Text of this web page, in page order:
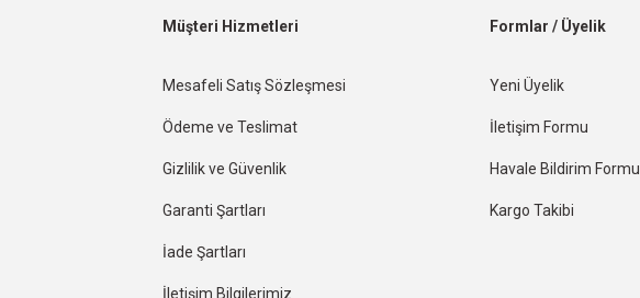
Müşteri Hizmetleri
Mesafeli Satış Sözleşmesi
Ödeme ve Teslimat
Gizlilik ve Güvenlik
Garanti Şartları
İade Şartları
İletişim Bilgilerimiz
Formlar / Üyelik
Yeni Üyelik
İletişim Formu
Havale Bildirim Formu
Kargo Takibi